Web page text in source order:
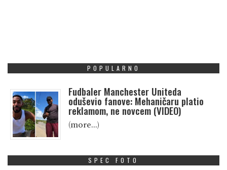
POPULARNO
Fudbaler Manchester Uniteda
oduševio fanove: Mehaničaru platio
reklamom, ne novcem (VIDEO)
(more…)
SPEC FOTO